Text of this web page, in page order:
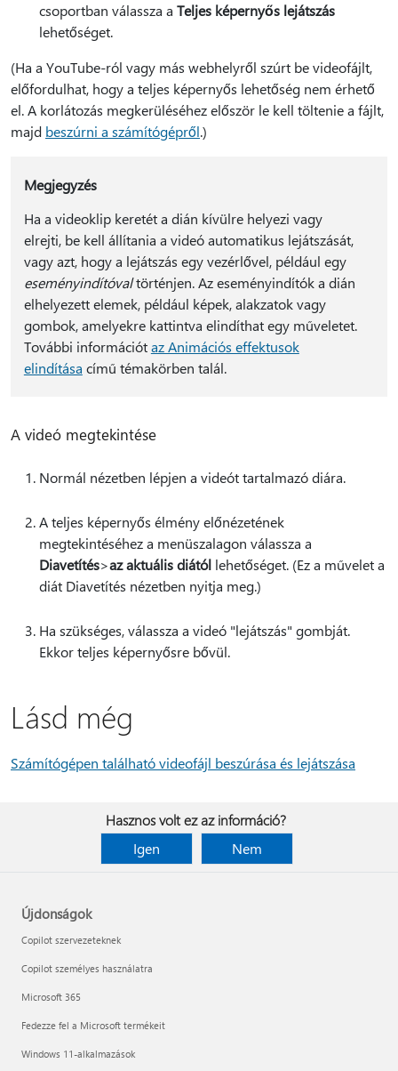
csoportban válassza a Teljes képernyős lejátszás
lehetőséget.
(Ha a YouTube-ról vagy más webhelyről szúrt be videofájlt,
előfordulhat, hogy a teljes képernyős lehetőség nem érhető
el. A korlátozás megkerüléséhez először le kell töltenie a fájlt,
majd beszúrni a számítógépről.)
Megjegyzés
Ha a videoklip keretét a dián kívülre helyezi vagy
elrejti, be kell állítania a videó automatikus lejátszását,
vagy azt, hogy a lejátszás egy vezérlővel, például egy
eseményindítóvaltörténjen. Az eseményindítók a dián
elhelyezett elemek, például képek, alakzatok vagy
gombok, amelyekre kattintva elindíthat egy műveletet.
További információtaz Animációs effektusok
elindítása című témakörben talál.
A videó megtekintése
Normál nézetben lépjen a videót tartalmazó diára.
A teljes képernyős élmény előnézetének
megtekintéséhez a menüszalagon válassza a
Diavetítés>az aktuális diától lehetőséget. (Ez a művelet a
diát Diavetítés nézetben nyitja meg.)
Ha szükséges, válassza a videó "lejátszás" gombját.
Ekkor teljes képernyősre bővül.
Lásd még
Számítógépen található videofájl beszúrása és lejátszása
Hasznos volt ez az információ?
Igen
Nem
Újdonságok
Copilot szervezeteknek
Copilot személyes használatra
Microsoft 365
Fedezze fel a Microsoft termékeit
Windows 11-alkalmazások